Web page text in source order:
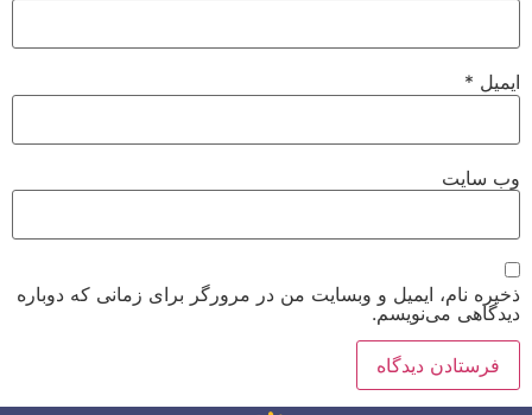
ایمیل *
وب‌ سایت
ذخیره نام، ایمیل و وبسایت من در مرورگر برای زمانی که دوباره
دیدگاهی می‌نویسم.